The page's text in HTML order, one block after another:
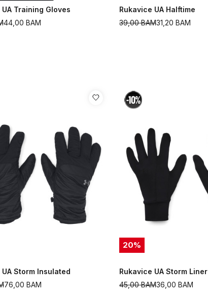
Training Gloves
44,00 BAM
Rukavice UA Halftime
31,20 BAM
39,00BAM
Storm Insulated
76,00 BAM
20%
Rukavice UA Storm Liner
36,00 BAM
45,00BAM